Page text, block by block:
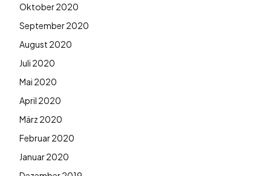
Oktober 2020
September 2020
August 2020
Juli 2020
Mai 2020
April 2020
März 2020
Februar 2020
Januar 2020